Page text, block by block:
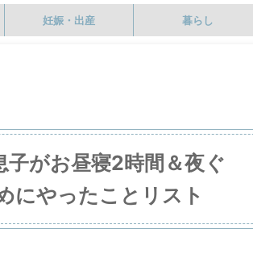
妊娠・出産 暮らし
子がお昼寝2時間＆夜ぐ
にやったことリスト